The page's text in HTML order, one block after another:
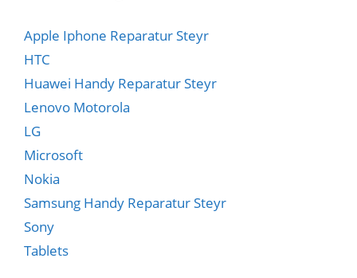
Apple Iphone Reparatur Steyr
HTC
Huawei Handy Reparatur Steyr
Lenovo Motorola
LG
Microsoft
Nokia
Samsung Handy Reparatur Steyr
Sony
Tablets